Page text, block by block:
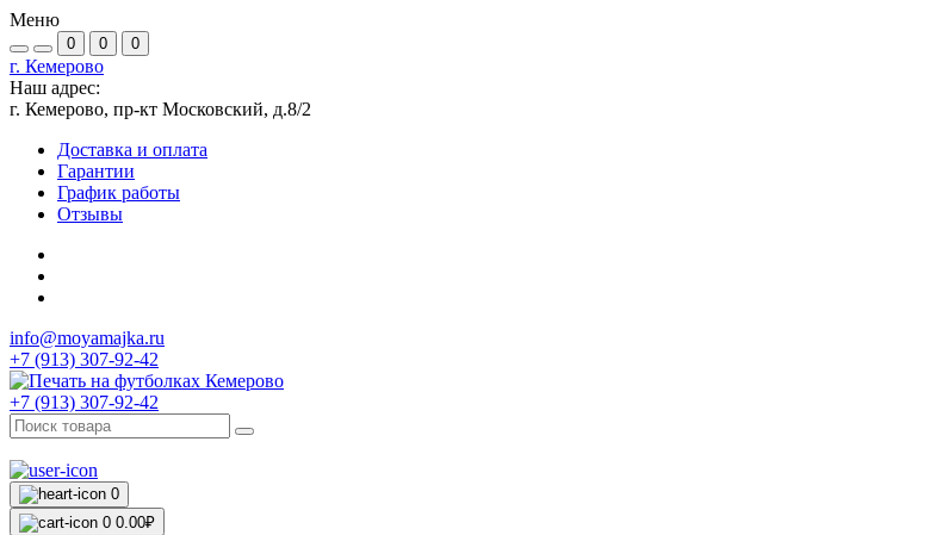
Меню
0 0 0
г. Кемерово
Наш адрес:
г. Кемерово, пр-кт Московский, д.8/2
Доставка и оплата
Гарантии
График работы
Отзывы
info@moyamajka.ru
+7 (913) 307-92-42
+7 (913) 307-92-42
0
0 0.00₽